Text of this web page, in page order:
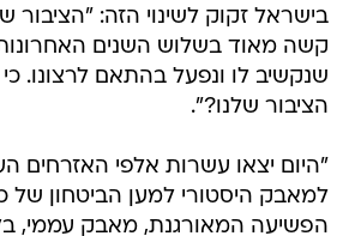
בישראל זקוק לשינוי הזה: "הציבור
קשה מאוד בשלוש השנים האחרונות,
שנקשיב לו ונפעל בהתאם לרצונו. כי
הציבור שלנו?".
"היום יצאו עשרות אלפי האזרחים
למאבק היסטורי למען הביטחון של
הפשיעה המאורגנת, מאבק עממי,